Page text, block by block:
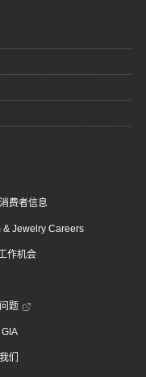
费者信息
& Jewelry Careers
作机会
题
们